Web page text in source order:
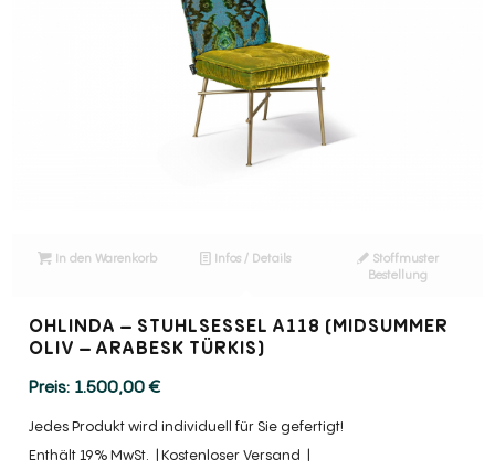
In den Warenkorb Infos / Details
Stoffmuster
Bestellung
OHLINDA – STUHLSESSEL A118 (MIDSUMMER
OLIV – ARABESK TÜRKIS)
1.500,00€
Jedes Produkt wird individuell für Sie gefertigt!
Enthält 19% MwSt.
Kostenloser Versand